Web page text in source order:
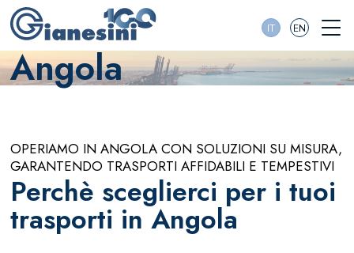
IT EN
Angola
OPERIAMO IN ANGOLA CON SOLUZIONI SU MISURA,
GARANTENDO TRASPORTI AFFIDABILI E TEMPESTIVI
Perchè sceglierci per i tuoi
trasporti in Angola